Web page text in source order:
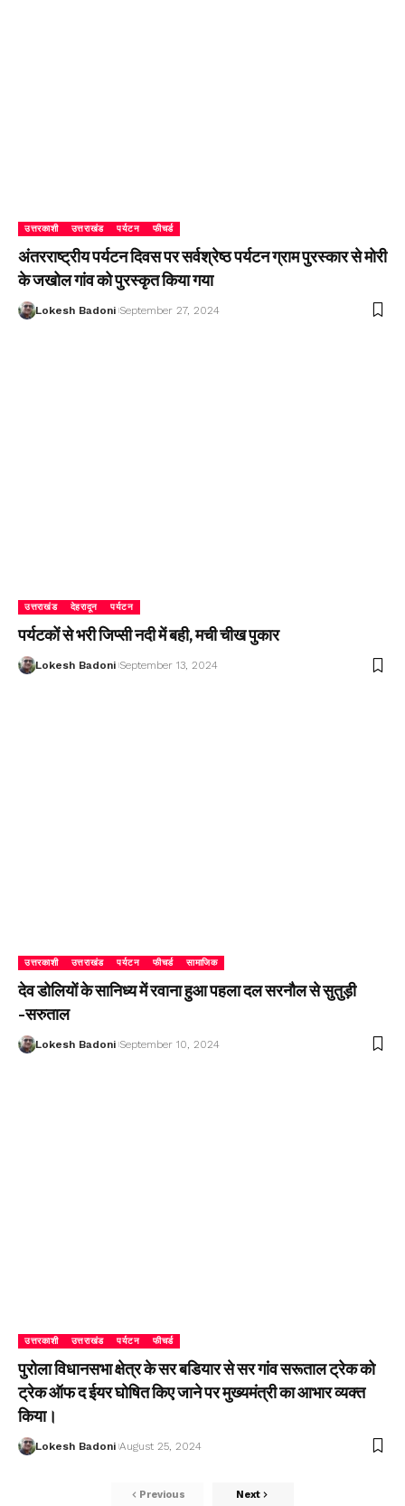
उत्तरकाशी उत्तराखंड पर्यटन फीचर्ड
अंतरराष्ट्रीय पर्यटन दिवस पर सर्वश्रेष्ठ पर्यटन ग्राम पुरस्कार से मोरी
के जखोल गांव को पुरस्कृत किया गया
Lokesh Badoni September 27, 2024
उत्तराखंड देहरादून पर्यटन
पर्यटकों से भरी जिप्सी नदी में बही, मची चीख पुकार
Lokesh Badoni September 13, 2024
उत्तरकाशी उत्तराखंड पर्यटन फीचर्ड सामाजिक
देव डोलियों के सानिध्य में रवाना हुआ पहला दल सरनौल से सुतुड़ी
-सरुताल
Lokesh Badoni September 10, 2024
उत्तरकाशी उत्तराखंड पर्यटन फीचर्ड
पुरोला विधानसभा क्षेत्र के सर बडियार से सर गांव सरूताल ट्रेक को
ट्रेक ऑफ द ईयर घोषित किए जाने पर मुख्यमंत्री का आभार व्यक्त
किया।
Lokesh Badoni August 25, 2024
Previous Next